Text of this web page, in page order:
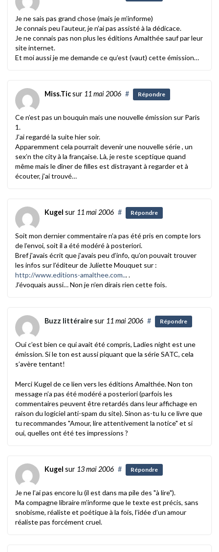
Je ne sais pas grand chose (mais je m’informe)
Je connais peu l’auteur, je n’ai pas assisté à la dédicace.
Je ne connais pas non plus les éditions Amalthée sauf par leur
site internet.
Et moi aussi je me demande ce qu’est (vaut) cette émission…
Miss.Ticsur 11 mai 2006 # Répondre
Ce n’est pas un bouquin mais une nouvelle émission sur Paris
1.
J’ai regardé la suite hier soir.
Apparemment cela pourrait devenir une nouvelle série , un
sex’n the city à la française. Là, je reste sceptique quand
même mais le dîner de filles est distrayant à regarder et à
écouter, j’ai trouvé…
Kugel sur 11 mai 2006 # Répondre
Soit mon dernier commentaire n’a pas été pris en compte lors
de l’envoi, soit il a été modéré à posteriori.
Bref j’avais écrit que j’avais peu d’info, qu’on pouvait trouver
les infos sur l’éditeur de Juliette Mouquet sur :
http://www.editions-amalthee.com... .
J’évoquais aussi… Non je n’en dirais rien cette fois.
Buzz littérairesur 11 mai 2006 # Répondre
Oui c’est bien ce qui avait été compris, Ladies night est une
émission. Si le ton est aussi piquant que la série SATC, cela
s’avère tentant!
Merci Kugel de ce lien vers les éditions Amalthée. Non ton
message n’a pas été modéré a posteriori (parfois les
commentaires peuvent être retardés dans leur affichage en
raison du logiciel anti-spam du site). Sinon as-tu lu ce livre que
tu recommandes "Amour, lire attentivement la notice" et si
oui, quelles ont été tes impressions ?
Kugel sur 13 mai 2006 # Répondre
Je ne l’ai pas encore lu (il est dans ma pile des "à lire").
Ma compagne libraire m’informe que le texte est précis, sans
snobisme, réaliste et poétique à la fois, l’idée d’un amour
réaliste pas forcément cruel.